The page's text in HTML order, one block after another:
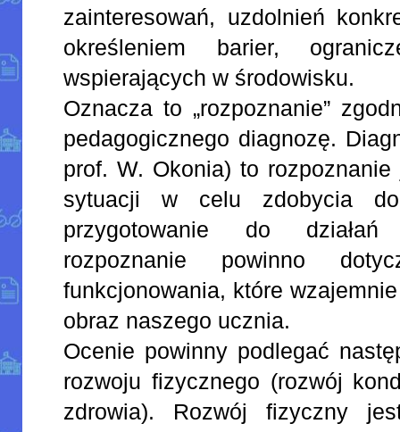
zainteresowań, uzdolnień
określeniem barier,
wspierających w środowisku.
Oznacza to „rozpoznanie”
pedagogicznego diagnozę.
prof. W. Okonia) to
sytuacji w celu zdobycia
przygotowanie do
rozpoznanie powinno
funkcjonowania, które
obraz naszego ucznia.
Ocenie powinny podlegać
rozwoju fizycznego (rozwój
zdrowia). Rozwój fizyczny